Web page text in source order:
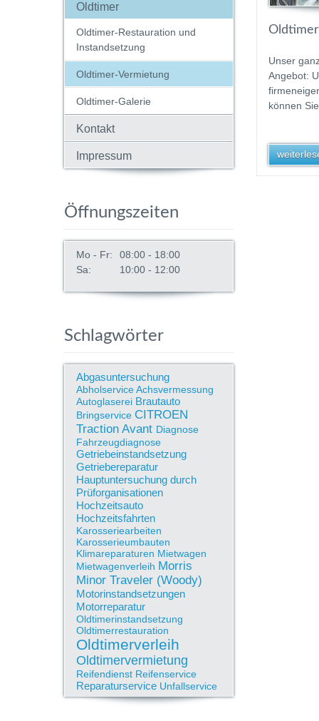
Oldtimer
Oldtimer-Restauration und
Instandsetzung
Oldtimer-Vermietung
Oldtimer-Galerie
Kontakt
Impressum
Öffnungszeiten
Mo - Fr:
08:00 - 18:00
Sa:
10:00 - 12:00
Schlagwörter
Abgasuntersuchung
AbholserviceAchsvermessung
Autoglaserei Brautauto
Bringservice CITROEN
Traction Avant Diagnose
Fahrzeugdiagnose
Getriebeinstandsetzung
Getriebereparatur
Hauptuntersuchung durch
Prüforganisationen
Hochzeitsauto
Hochzeitsfahrten
Karosseriearbeiten
Karosserieumbauten
Klimareparaturen Mietwagen
Mietwagenverleih Morris
Minor Traveler (Woody)
Motorinstandsetzungen
Motorreparatur
Oldtimerinstandsetzung
Oldtimerrestauration
Oldtimerverleih
Oldtimervermietung
Reifendienst Reifenservice
Reparaturservice Unfallservice
Unser
Angebot:
können